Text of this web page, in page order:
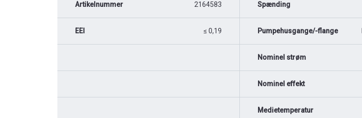
Artikelnummer 2164583
EEI ≤ 0,19
Spænding
Pumpehusgange/-flange
Nominel strøm
Nominel effekt
Medietemperatur